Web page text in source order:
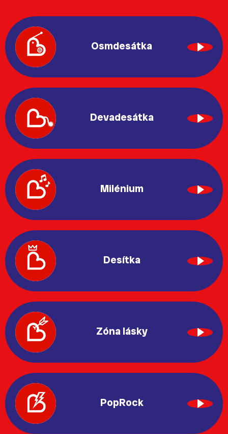
Osmdesátka
Devadesátka
Milénium
Desítka
Zóna lásky
PopRock